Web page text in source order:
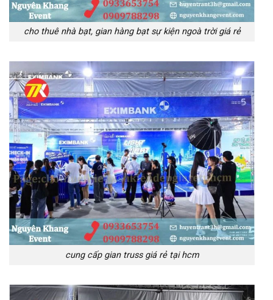
cho thuê nhà bạt, gian hàng bạt sự kiện ngoà trời giá rẻ
cung cấp gian truss giá rẻ tại hcm